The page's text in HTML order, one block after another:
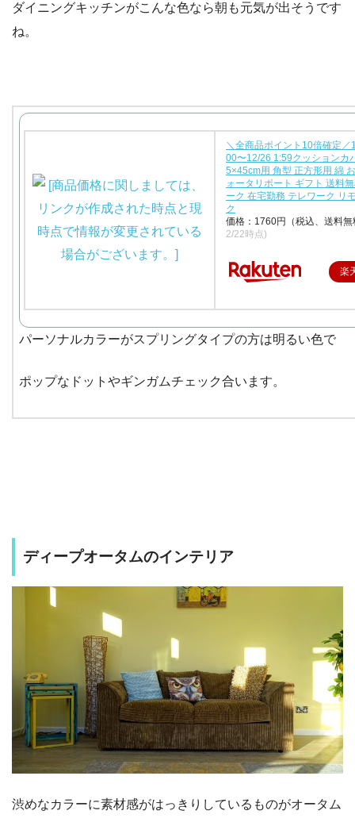
ダイニングキッチンがこんな色なら朝も元気が出そうです
ね。
＼全商品ポイント10倍確定／
00〜12/26 1:59クッションカ
5×45cm用 角型 正方形用 綿
ォータリポート ギフト 送料
ーク 在宅勤務 テレワーク リ
ク
価格：1760円（税込、送料
2/22時点)
楽
パーソナルカラーがスプリングタイプの方は明るい色で
ポップなドットやギンガムチェック合います。
ディープオータムのインテリア
渋めなカラーに素材感がはっきりしているものがオータム